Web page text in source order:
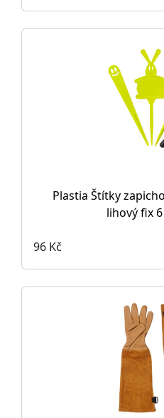
Plastia Štítky
lihový fix
96 Kč